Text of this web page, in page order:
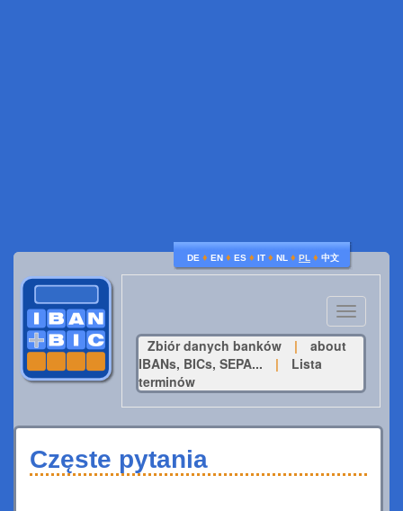
DE ♦ EN ♦ ES ♦ IT ♦ NL ♦ PL ♦ 中文
Toggle
navigation
Zbiór danych banków
|
about
IBANs, BICs, SEPA...
|
Lista
terminów
Częste pytania